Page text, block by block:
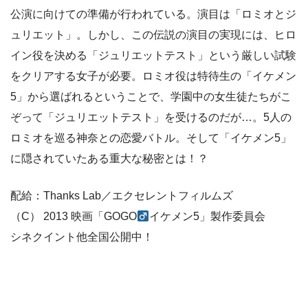
公演に向けての準備が行われている。演目は「ロミオとジ
ュリエット」。しかし、この伝説の演目の実現には、ヒロ
イン役を決める「ジュリエットテスト」という厳しい試験
をクリアする女子が必要。ロミオ役は特待生の「イケメン
5」から選ばれるということで、学園中の女生徒たちがこ
ぞって「ジュリエットテスト」を受けるのだが…。5人の
ロミオを巡る神奈との恋愛バトル。そして「イケメン5」
に隠されていたある重大な秘密とは！？
配給：Thanks Lab／エクセレントフィルムズ
（C） 2013 映画「GOGO
イケメン5」製作委員会
シネクイント他全国公開中！